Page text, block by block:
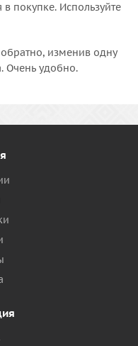
покупке. Используйте
изменив одну
Очень удобно.